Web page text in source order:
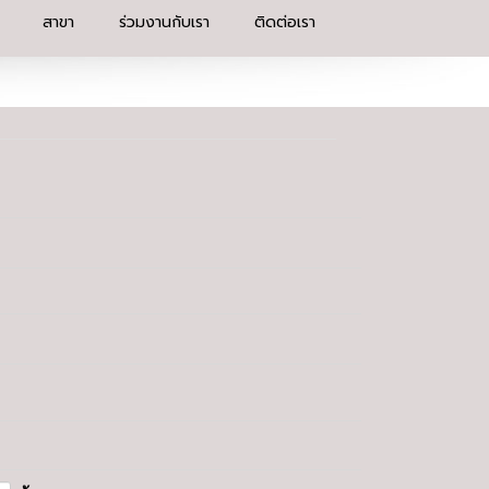
สาขา ร่วมงานกับเรา ติดต่อเรา